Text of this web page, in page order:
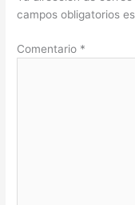
campos obligatorios
Comentario *